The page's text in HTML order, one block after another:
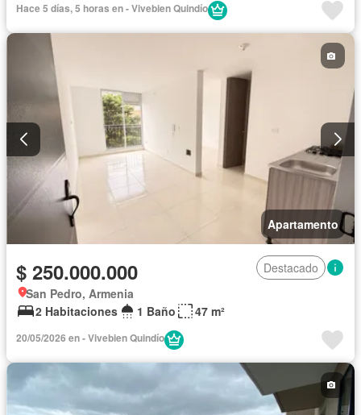
Hace 5 días, 5 horas en - Vivebien Quindío
Apartamento
$ 250.000.000
Destacado
San Pedro, Armenia
2 Habitaciones
1 Baño 47 m²
20/05/2026 en - Vivebien Quindío